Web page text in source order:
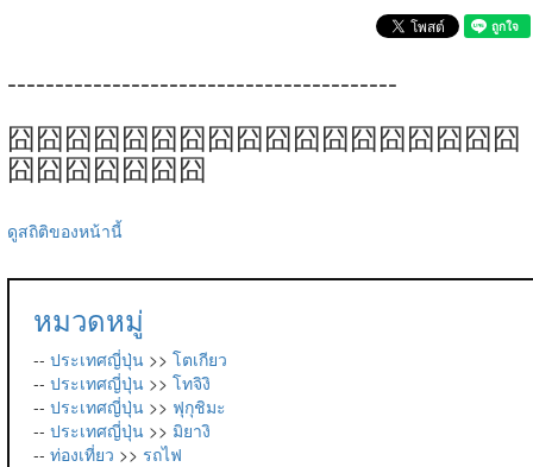
-----------------------------------------
囧囧囧囧囧囧囧囧囧囧囧囧囧囧囧囧囧囧
囧囧囧囧囧囧囧
ดูสถิติของหน้านี้
หมวดหมู่
-- ประเทศญี่ปุ่น >> โตเกียว
-- ประเทศญี่ปุ่น >> โทจิงิ
-- ประเทศญี่ปุ่น >> ฟุกุชิมะ
-- ประเทศญี่ปุ่น >> มิยางิ
-- ท่องเที่ยว >> รถไฟ